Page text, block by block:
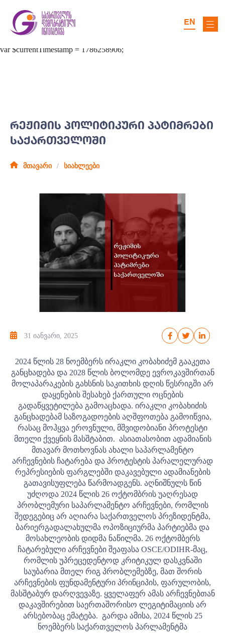
EN
ᲠᲔᲟᲘᲛᲘᲡ ᲞᲝᲚᲘᲢᲘᲙᲣᲠᲘ ᲞᲐᲢᲘᲛᲠᲔᲑᲘ
ᲡᲐᲥᲐᲠᲗᲕᲔᲚᲝᲨᲘ
მთავარი სიახლეები
31 იანვარი, 2025
2024 წლის 28 ნოემბერს ირაკლი კობახიძემ გააკეთა
განცხადება და 2028 წლის ბოლომდე ევროკავშირთან
მოლაპარაკების გახსნის საკითხის დღის წესრიგში არ
დაყენების შესახებ ქართული ოცნების
გადაწყვეტილება გამოაცხადა. ირაკლი კობახიძის
განცხადებამ საზოგადოების აღშფოთება გამოიწვია,
რასაც მოჰყვა ეროვნული, მშვიდობიანი პროტესტი
მთელი ქვეყნის მასშტაბით. ასიათასობით ადამიანის
მთავარ მოთხოვნას ახალი საპარლამენტო
არჩევნების ჩატარება და პროტესტის პარალელურად
რეპრესიების ფარგლებში დაკავებული ადამიანების
გათავისუფლება წარმოადგენს. აღნიშნულს წინ
უძღოდა 2024 წლის 26 ოქტომბრის უაღრესად
პრობლემური საპარლამენტო არჩევნები, რომლის
შედეგებიც არ აღიარა საქართველოს პრეზიდენტმა,
ბარიერგადალახულმა ოპოზიციურმა პარტიებმა და
მოსახლეობის დიდმა ნაწილმა. 26 ოქტომბერს
ჩატარებული არჩევნები შეაფასა OSCE/ODIHR-მაც,
რომლის უპრეცედენტოდ კრიტიკულ დასკვნაში
საუბარია მთელ რიგ პრობლემებზე, მათ შორის
არჩევნების ფუნდამენტური პრინციპის, ფარულობის,
მასშტაბურ დარღვევაზე. ყველაფერ ამას არჩევნებთან
დაკავშირებით საერთაშორისო ლეგიტიმაციის არ
არსებობაც ემატება. გარდა ამისა, 2024 წლის 25
ნოემბერს საქართველოს პარლამენტმა